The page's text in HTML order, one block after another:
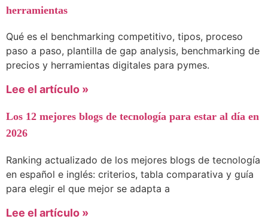
herramientas
Qué es el benchmarking competitivo, tipos, proceso
paso a paso, plantilla de gap analysis, benchmarking de
precios y herramientas digitales para pymes.
Lee el artículo »
Los 12 mejores blogs de tecnología para estar al día en
2026
Ranking actualizado de los mejores blogs de tecnología
en español e inglés: criterios, tabla comparativa y guía
para elegir el que mejor se adapta a
Lee el artículo »